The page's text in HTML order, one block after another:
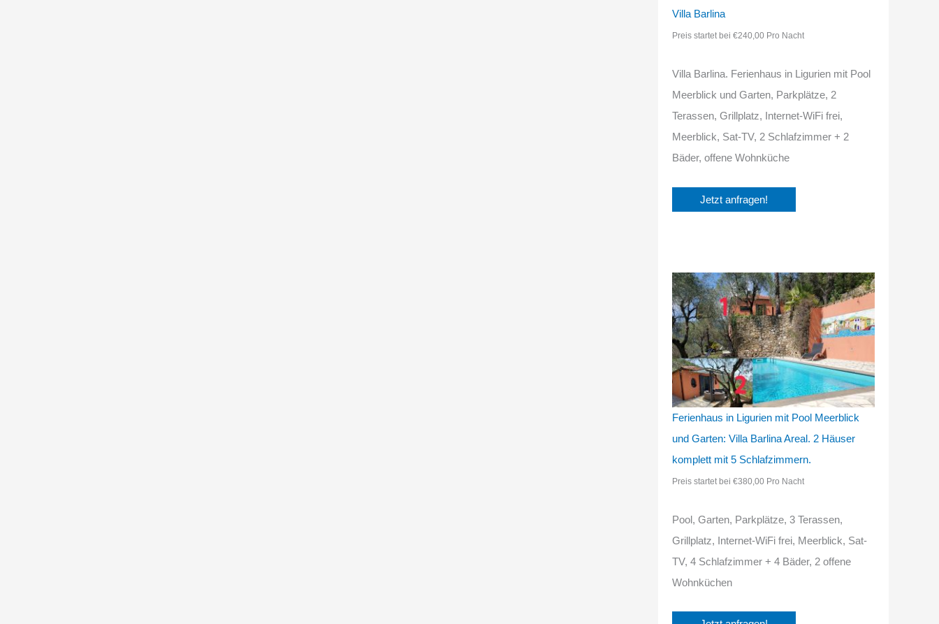
Villa Barlina
Preis startet bei €240,00 Pro Nacht
Villa Barlina. Ferienhaus in Ligurien mit Pool
Meerblick und Garten, Parkplätze, 2
Terassen, Grillplatz, Internet-WiFi frei,
Meerblick, Sat-TV, 2 Schlafzimmer + 2
Bäder, offene Wohnküche
Ferienhaus in Ligurien mit Pool Meerblick
und Garten: Villa Barlina Areal. 2 Häuser
komplett mit 5 Schlafzimmern.
Preis startet bei €380,00 Pro Nacht
Pool, Garten, Parkplätze, 3 Terassen,
Grillplatz, Internet-WiFi frei, Meerblick, Sat-
TV, 4 Schlafzimmer + 4 Bäder, 2 offene
Wohnküchen